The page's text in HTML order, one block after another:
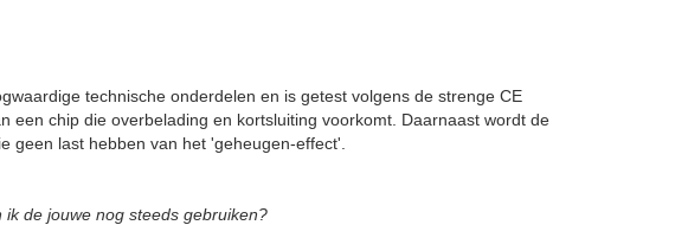
technische onderdelen en is getest volgens de strenge CE
een chip die overbelading en kortsluiting voorkomt. Daarnaast wordt de
geen last hebben van het 'geheugen-effect'.
de jouwe nog steeds gebruiken?